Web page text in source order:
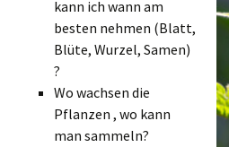
kann ich wann am
besten nehmen (Blatt,
Blüte, Wurzel, Samen)
?
Wo wachsen die
Pflanzen , wo kann
man sammeln?